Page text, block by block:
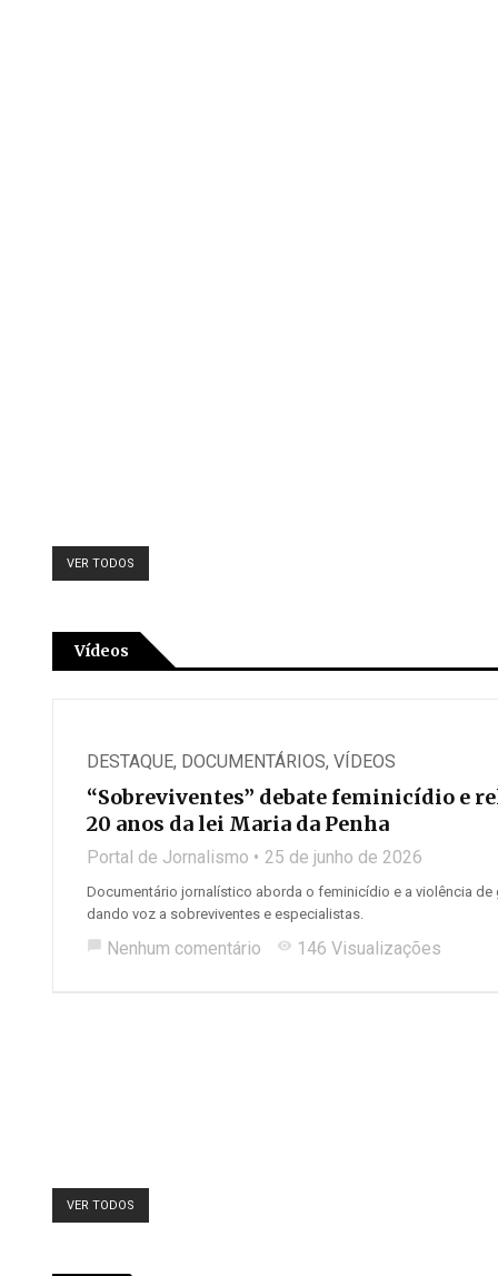
VER TODOS
Vídeos
DESTAQUE, DOCUMENTÁRIOS, VÍDEOS
“Sobreviventes” debate feminicídio e
20 anos da lei Maria da Penha
Portal de Jornalismo 25 de junho de 2026
Documentário jornalístico aborda o feminicídio e a violência de
dando voz a sobreviventes e especialistas.
chat_bubble Nenhum comentário visibility 146 Visualizações
VER TODOS